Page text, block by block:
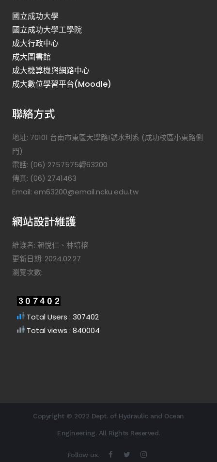
國立成功大學
國立成功大學工學院
成大行政中心
成大圖書館
成大機算機與網路中心
成大數位學習平台(Moodle)
聯絡方式
地址: 70101 台南市東區大學路1號水利系 (成功校區小東路側
門)
電話: (06) 2757575轉63200
傳真: (06) 2741463
Email: em63200@email.ncku.edu.tw
網站設計維護
維護者: 賴悅仁、林培榕
更新日期: 2024.02.27
瀏覽次數:
Total Users : 307402
Total views : 840004
Copyright © 2022 Dept. of Hydraulic and Ocean
Engineering. All Rights Reserved.
Follow us.